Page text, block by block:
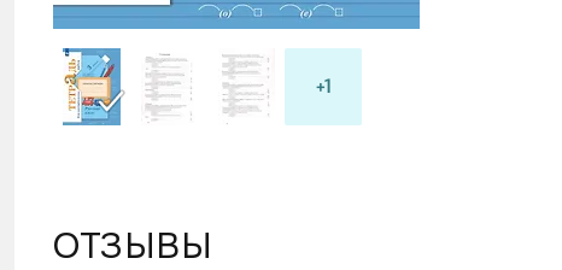
+1
ОТЗЫВЫ